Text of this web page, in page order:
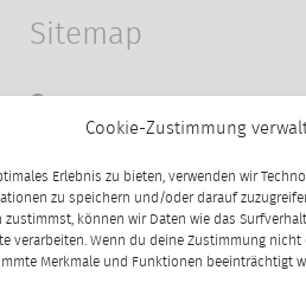
Cookie-Zustimmung
Erlebnis zu bieten, verwenden wir
zu speichern und/oder darauf
zustimmst, können wir Daten wie das
verarbeiten. Wenn du deine Zustimmung
Merkmale und Funktionen beeinträchtigt
Sitemap
Startseite
Fotografie
Kontakt
Impressum
Datenschutzerklärung
Cookie-Richtlinie (EU)